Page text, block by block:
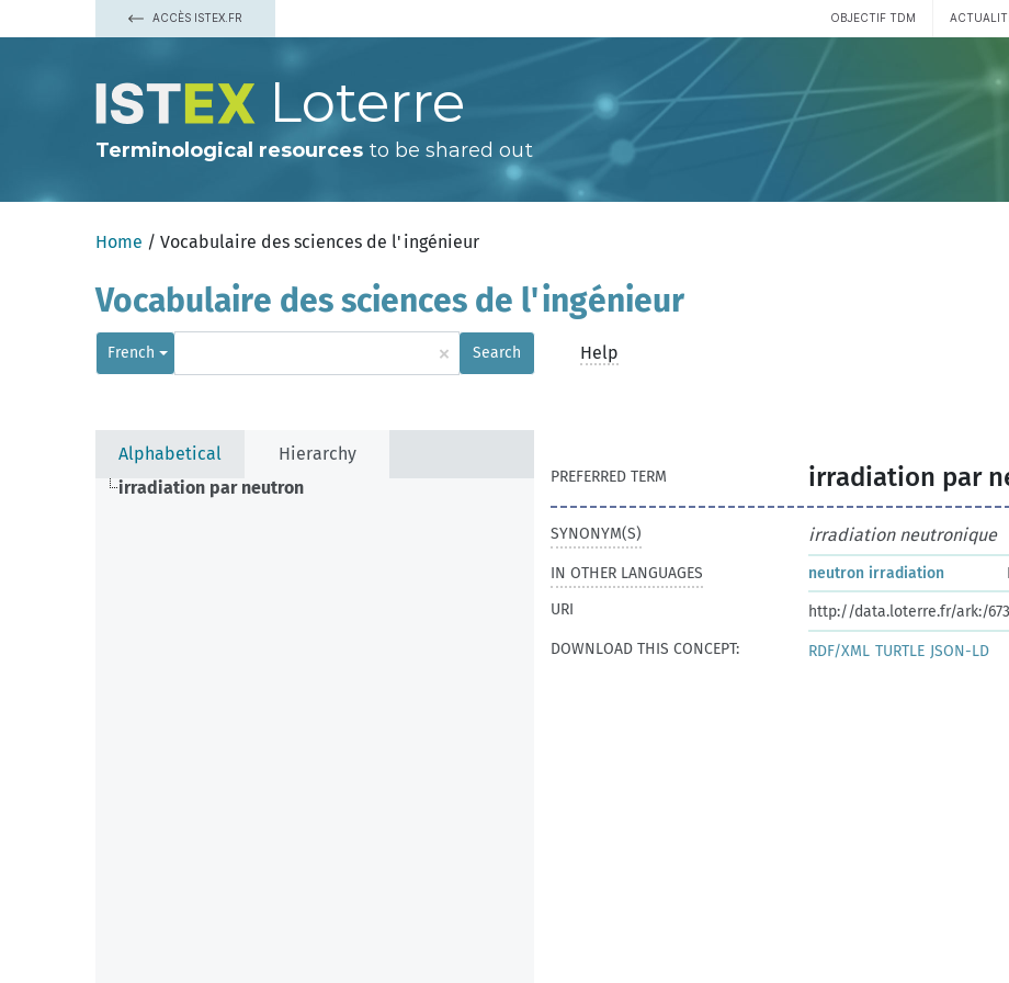
ACCÈS ISTEX.FR OBJECTIF TDM
Loterre
Terminological resources to be shared out
Home / Vocabulaire des sciences de l'ingénieur
Vocabulaire des sciences de l'ingénieur
French × Search Help
Alphabetical
Hierarchy
irradiation par neutron
PREFERRED TERM irradiation par
SYNONYM(S) irradiation neutronique
IN OTHER LANGUAGES neutron irradiation
URI
http://data.loterre.fr/ark:/
DOWNLOAD THIS CONCEPT:
RDF/XML TURTLE JSON-LD